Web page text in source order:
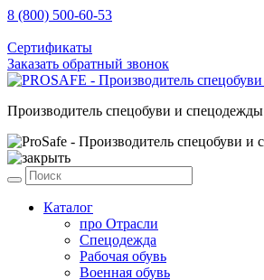
8 (800) 500-60-53
Сертификаты
Заказать обратный звонок
Производитель спецобуви и спецодежды
Каталог
про Отрасли
Спецодежда
Рабочая обувь
Военная обувь